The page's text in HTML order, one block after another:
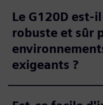
Le G120D est-
robuste et sûr
exigeants ?